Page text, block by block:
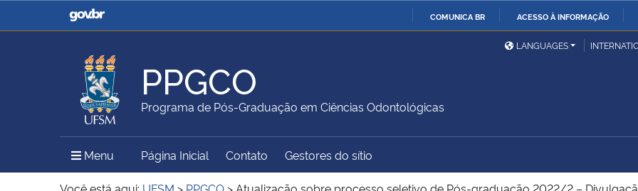
COMUNICA BR ACESSO À INFORMAÇÃO
Casa Civil
Ministério da Justiça e
Ministério da Defesa
Ministério das Relações
Exteriores
Ministério da Agricultura,
Pecuária e Abastecimento
Ministério da Educação
Ministério do Meio Ambiente Ministério do Turismo
Ministério do
Desenvolvimento Regional
União
LANGUAGES
PPGCO
Programa de Pós-Graduação em Ciências Odontológicas
Menu Menu Principal do Sítio
Página Inicial Contato Gestores do sítio
Você está aqui: UFSM > PPGCO >Atualização sobre processo seletivo de Pós-graduação 2022/2 –